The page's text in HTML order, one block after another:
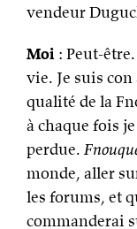
vendeur
Moi : Peut-être.
vie. Je suis
qualité de la
à chaque fois
perdue.
monde, aller
les forums, et
commanderai